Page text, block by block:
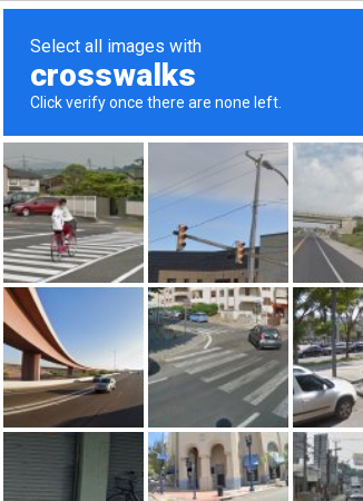
LUN - VEN
SANGUE - PANTIGLIATE
VIA GIOVANNI XXIII, 25 - 20090
PANTIGLIATE (MI) - ITALIA
BANCHI E CARRELLI ARREDO UFFICIO
ATTENZIONE!
Fratelli chiude
2026 al 25 AGOSTO
MERCOLEDì 26 agosto
BUONE VACANZE